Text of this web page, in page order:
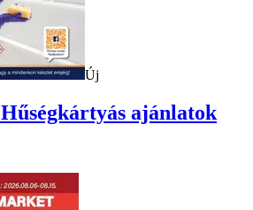
Új
Hűségkártyás ajánlatok